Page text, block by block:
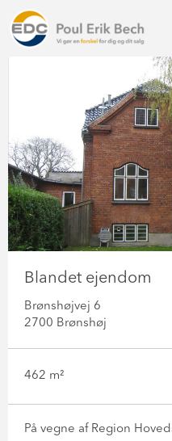
Blandet ejendom
Brønshøjvej 6
2700 Brønshøj
462 m²
På vegne af Region